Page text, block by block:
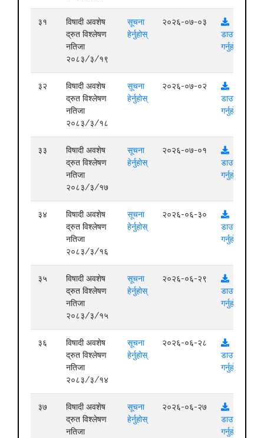
३१
विषादी अवशेष
द्रुत विश्लेषण
नतिजा
२०८३/३/१९
सूचना
हेर्नुहोस्
२०२६-०७-०३
डाउनलोड
गर्नुहोस्
३२
विषादी अवशेष
द्रुत विश्लेषण
नतिजा
२०८३/३/१८
सूचना
हेर्नुहोस्
२०२६-०७-०२
डाउनलोड
गर्नुहोस्
३३
विषादी अवशेष
द्रुत विश्लेषण
नतिजा
२०८३/३/१७
सूचना
हेर्नुहोस्
२०२६-०७-०१
डाउनलोड
गर्नुहोस्
३४
विषादी अवशेष
द्रुत विश्लेषण
नतिजा
२०८३/३/१६
सूचना
हेर्नुहोस्
२०२६-०६-३०
डाउनलोड
गर्नुहोस्
३५
विषादी अवशेष
द्रुत विश्लेषण
नतिजा
२०८३/३/१५
सूचना
हेर्नुहोस्
२०२६-०६-२९
डाउनलोड
गर्नुहोस्
३६
विषादी अवशेष
द्रुत विश्लेषण
नतिजा
२०८३/३/१४
सूचना
हेर्नुहोस्
२०२६-०६-२८
डाउनलोड
गर्नुहोस्
३७
विषादी अवशेष
द्रुत विश्लेषण
नतिजा
सूचना
हेर्नुहोस्
२०२६-०६-२७
डाउनलोड
गर्नुहोस्